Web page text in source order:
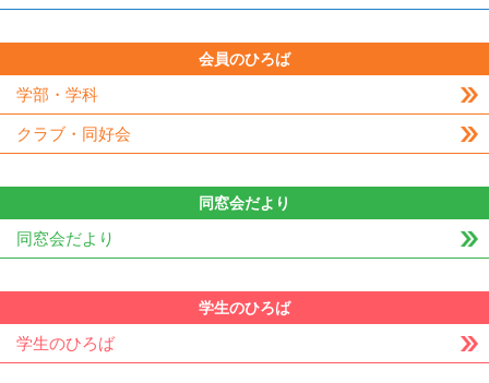
会員のひろば
学部・学科
クラブ・同好会
同窓会だより
同窓会だより
学生のひろば
学生のひろば